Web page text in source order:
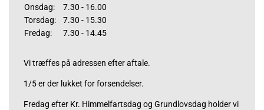
Onsdag:
7.30 - 16.00
Torsdag:
7.30 - 15.30
Fredag:
7.30 - 14.45
Vi træffes på adressen efter aftale.
1/5 er der lukket for forsendelser.
Fredag efter Kr. Himmelfartsdag og Grundlovsdag holder vi